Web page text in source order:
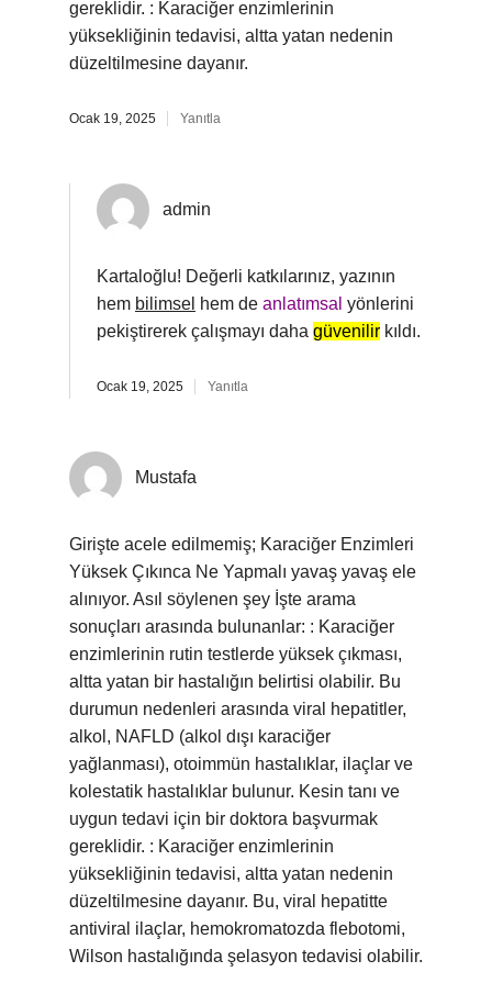
gereklidir. : Karaciğer enzimlerinin
yüksekliğinin tedavisi, altta yatan nedenin
düzeltilmesine dayanır.
Ocak 19, 2025 Yanıtla
admin
Kartaloğlu! Değerli katkılarınız, yazının
hem bilimsel hem de anlatımsal yönlerini
pekiştirerek çalışmayı daha güvenilir kıldı.
Ocak 19, 2025 Yanıtla
Mustafa
Girişte acele edilmemiş; Karaciğer Enzimleri
Yüksek Çıkınca Ne Yapmalı yavaş yavaş ele
alınıyor. Asıl söylenen şey İşte arama
sonuçları arasında bulunanlar: : Karaciğer
enzimlerinin rutin testlerde yüksek çıkması,
altta yatan bir hastalığın belirtisi olabilir. Bu
durumun nedenleri arasında viral hepatitler,
alkol, NAFLD (alkol dışı karaciğer
yağlanması), otoimmün hastalıklar, ilaçlar ve
kolestatik hastalıklar bulunur. Kesin tanı ve
uygun tedavi için bir doktora başvurmak
gereklidir. : Karaciğer enzimlerinin
yüksekliğinin tedavisi, altta yatan nedenin
düzeltilmesine dayanır. Bu, viral hepatitte
antiviral ilaçlar, hemokromatozda flebotomi,
Wilson hastalığında şelasyon tedavisi olabilir.